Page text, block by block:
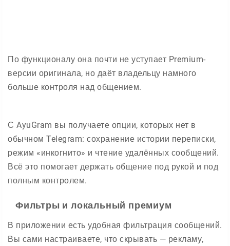
По функционалу она почти не уступает Premium-
версии оригинала, но даёт владельцу намного
больше контроля над общением.
С AyuGram вы получаете опции, которых нет в
обычном Telegram: сохранение истории переписки,
режим «инкогнито» и чтение удалённых сообщений.
Всё это помогает держать общение под рукой и под
полным контролем.
Фильтры и локальный премиум
В приложении есть удобная фильтрация сообщений.
Вы сами настраиваете, что скрывать — рекламу,